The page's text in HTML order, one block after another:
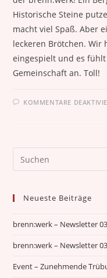
Historische Steine
macht viel Spaß. Aber
leckeren Brötchen.
eingespielt und es
Gemeinschaft an. Toll!
KOMMENTARE
Neueste Beiträge
brenn:werk – Newsletter
brenn:werk – Newsletter
Event – Zunehmende